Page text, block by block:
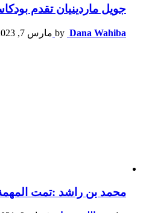
جويل ماردينيان تقدم
by Dana Wahiba مارس 7, 2023, 6:37 م
محمد بن راشد :تمت